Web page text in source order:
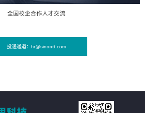
全国校企合作人才交流
投递通道：hr@sinontt.com